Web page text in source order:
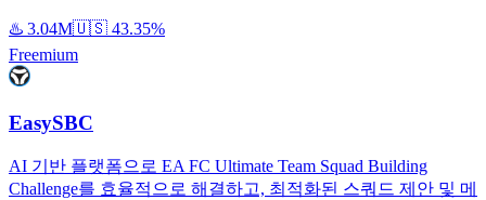
♨️ 3.04M🇺🇸 43.35%
Freemium
EasySBC
AI 기반 플랫폼으로 EA FC Ultimate Team Squad Building
Challenge를 효율적으로 해결하고, 최적화된 스쿼드 제안 및 메